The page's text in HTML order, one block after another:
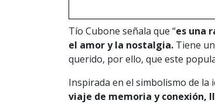
Tío Cubone señala que “es una
el amor y la nostalgia. Tiene
querido, por ello, que este
Inspirada en el simbolismo de la
viaje de memoria y conexión,